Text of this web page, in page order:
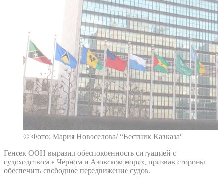
© Фото: Мария Новоселова/ “Вестник Кавказа“
Генсек ООН выразил обеспокоенность ситуацией с
судоходством в Черном и Азовском морях, призвав стороны
обеспечить свободное передвижение судов.